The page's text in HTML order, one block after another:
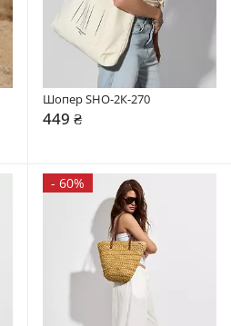
Шопер SHO-2К-270
449 ₴
- 60%